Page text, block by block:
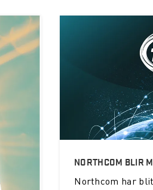
NORTHCOM BLIR
Northcom har